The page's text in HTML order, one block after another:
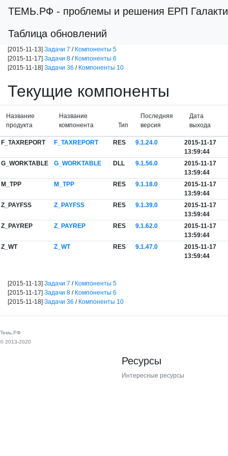
ТЕМЬ.РФ - проблемы и решения ЕРП
Таблица обновлений
[2015-11-13] Задачи 7 / Компоненты 5
[2015-11-17] Задачи 8 / Компоненты 6
[2015-11-18] Задачи 36 / Компоненты 10
Текущие компоненты
Название
продукта
Название
компонента
Тип
Последняя
версия
Дата
выхода
F_TAXREPORT F_TAXREPORT RES 9.1.24.0
2015-11-17
13:59:44
G_WORKTABLE
G_WORKTABLE DLL 9.1.56.0
2015-11-17
13:59:44
M_TPP
M_TPP RES 9.1.18.0
2015-11-17
13:59:44
Z_PAYFSS
Z_PAYFSS RES 9.1.39.0
2015-11-17
13:59:44
Z_PAYREP
Z_PAYREP RES 9.1.62.0
2015-11-17
13:59:44
Z_WT
Z_WT RES 9.1.47.0
2015-11-17
13:59:44
[2015-11-13] Задачи 7 / Компоненты 5
[2015-11-17] Задачи 8 / Компоненты 6
[2015-11-18] Задачи 36 / Компоненты 10
Темь.РФ
© 2013-2020
Ресурсы
Интересные ресурсы